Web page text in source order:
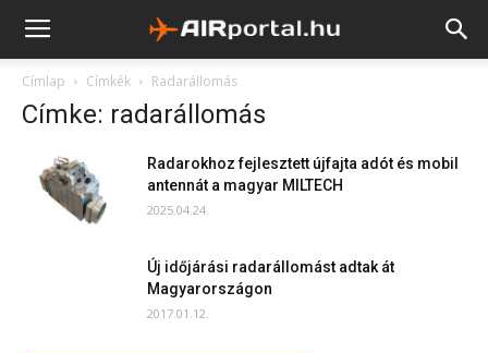
Címlap Címkék Radarállomás
Címke: radarállomás
Radarokhoz fejlesztett újfajta adót és mobil
antennát a magyar MILTECH
2025.04.24.
Új időjárási radarállomást adtak át
Magyarországon
2017.01.12.